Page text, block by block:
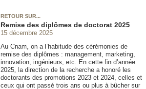
RETOUR SUR...
Remise des diplômes de doctorat 2025
15 décembre 2025
Au Cnam, on a l’habitude des cérémonies de
remise des diplômes : management, marketing,
innovation, ingénieurs, etc. En cette fin d’année
2025, la direction de la recherche a honoré les
doctorants des promotions 2023 et 2024, celles et
ceux qui ont passé trois ans ou plus à bûcher sur